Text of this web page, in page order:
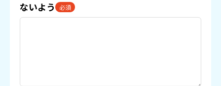
ないよう 必須